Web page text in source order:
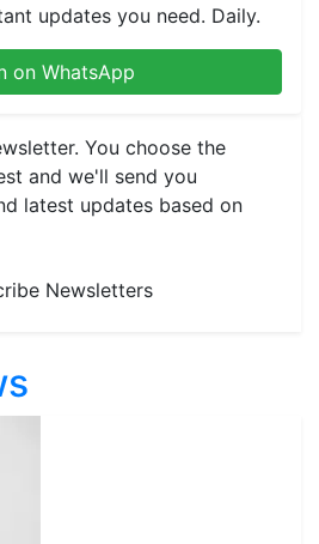
updates you need. Daily.
on WhatsApp
You choose the
and we'll send you
latest updates based on
Newsletters